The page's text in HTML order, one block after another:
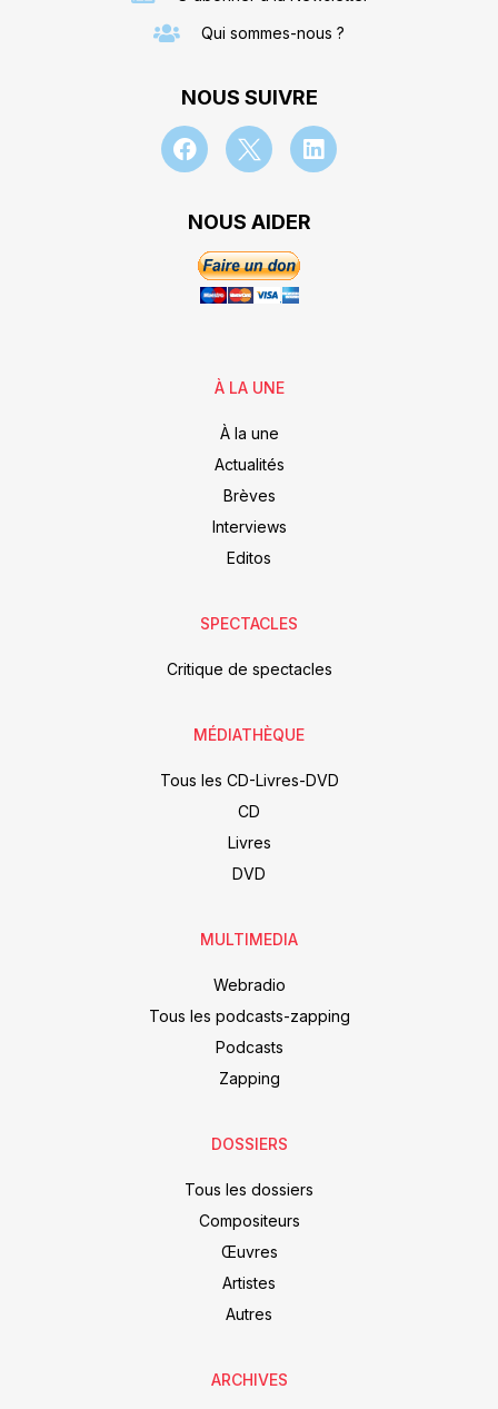
Qui sommes-nous ?
NOUS SUIVRE
NOUS AIDER
À LA UNE
À la une
Actualités
Brèves
Interviews
Editos
SPECTACLES
Critique de spectacles
MÉDIATHÈQUE
Tous les CD-Livres-DVD
CD
Livres
DVD
MULTIMEDIA
Webradio
Tous les podcasts-zapping
Podcasts
Zapping
DOSSIERS
Tous les dossiers
Compositeurs
Œuvres
Artistes
Autres
ARCHIVES